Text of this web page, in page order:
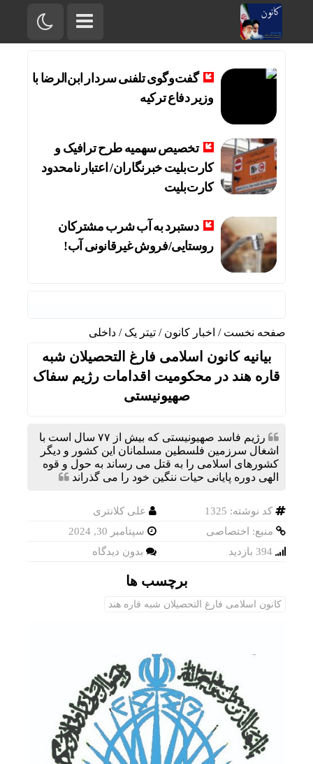
گفت‌وگوی تلفنی سردار ابن‌الرضا با
وزیر دفاع ترکیه
تخصیص سهمیه طرح ترافیک و
کارت‌بلیت خبرنگاران/ اعتبار نامحدود
کارت‌بلیت
دستبرد به آب شرب مشترکان
روستایی/فروش غیرقانونی آب!
صفحه نخست / اخبار کانون / تیتر یک / داخلی
بیانیه کانون اسلامی فارغ التحصیلان شبه
قاره هند در محکومیت اقدامات رژیم سفاک
صهیونیستی
رژیم فاسد صهیونیستی که بیش از ۷۷ سال است با
اشغال سرزمین فلسطین مسلمانان این کشور و دیگر
کشورهای اسلامی را به قتل می رساند به حول و قوه
الهی دوره پایانی حیات ننگین خود را می گذراند
کد نوشته: 1325
علی کلانتری
منبع: اختصاصی
سپتامبر 30, 2024
بدون دیدگاه
برچسب ها
کانون اسلامی فارغ التحصیلان شبه قاره هند